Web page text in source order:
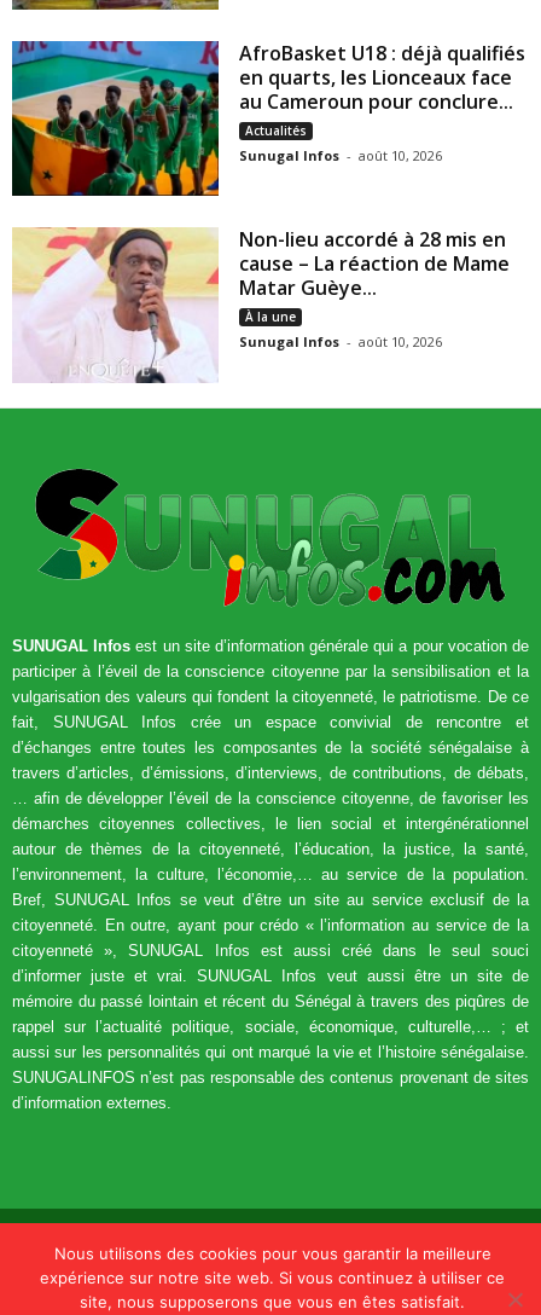
AfroBasket U18 : déjà qualifiés
en quarts, les Lionceaux face
au Cameroun pour conclure...
Actualités
Sunugal Infos - août 10, 2026
Non-lieu accordé à 28 mis en
cause – La réaction de Mame
Matar Guèye...
À la une
Sunugal Infos - août 10, 2026
SUNUGAL Infos est un site d’information générale qui a pour vocation de
participer à l’éveil de la conscience citoyenne par la sensibilisation et la
vulgarisation des valeurs qui fondent la citoyenneté, le patriotisme. De ce
fait, SUNUGAL Infos crée un espace convivial de rencontre et
d’échanges entre toutes les composantes de la société sénégalaise à
travers d’articles, d’émissions, d’interviews, de contributions, de débats,
… afin de développer l’éveil de la conscience citoyenne, de favoriser les
démarches citoyennes collectives, le lien social et intergénérationnel
autour de thèmes de la citoyenneté, l’éducation, la justice, la santé,
l’environnement, la culture, l’économie,… au service de la population.
Bref, SUNUGAL Infos se veut d’être un site au service exclusif de la
citoyenneté. En outre, ayant pour crédo « l’information au service de la
citoyenneté », SUNUGAL Infos est aussi créé dans le seul souci
d’informer juste et vrai. SUNUGAL Infos veut aussi être un site de
mémoire du passé lointain et récent du Sénégal à travers des piqûres de
rappel sur l’actualité politique, sociale, économique, culturelle,… ; et
aussi sur les personnalités qui ont marqué la vie et l’histoire sénégalaise.
SUNUGALINFOS n’est pas responsable des contenus provenant de sites
d’information externes.
Videos
Sports
© Sunugalinfos par SENGRAPH
Nous utilisons des cookies pour vous garantir la meilleure
expérience sur notre site web. Si vous continuez à utiliser ce
site, nous supposerons que vous en êtes satisfait.